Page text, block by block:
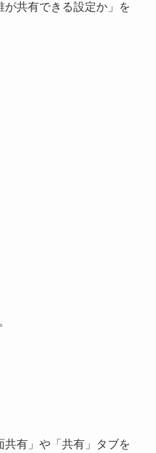
共有できる設定か」を
有」や「共有」タブを